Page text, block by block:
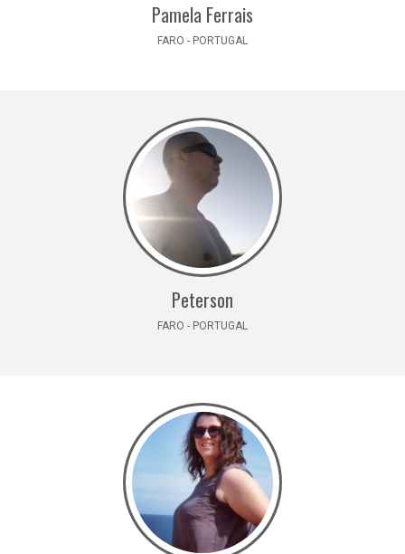
Pamela Ferrais
FARO - PORTUGAL
Peterson
FARO - PORTUGAL